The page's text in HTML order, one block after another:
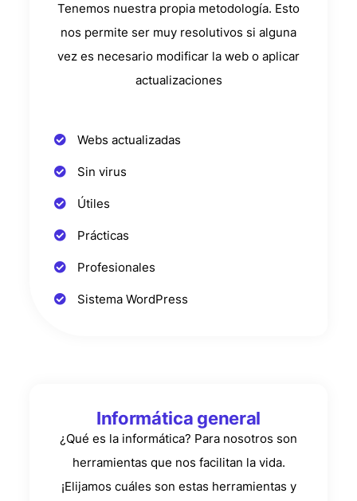
Tenemos nuestra propia metodología. Esto
nos permite ser muy resolutivos si alguna
vez es necesario modificar la web o aplicar
actualizaciones
Webs actualizadas
Sin virus
Útiles
Prácticas
Profesionales
Sistema WordPress
Informática general
¿Qué es la informática? Para nosotros son
herramientas que nos facilitan la vida.
¡Elijamos cuáles son estas herramientas y